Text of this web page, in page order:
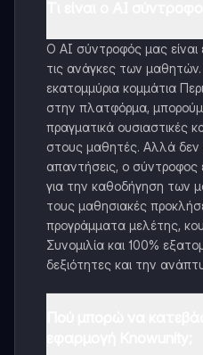
Ο AI σύντροφός μας είναι
τις ανάγκες των
εκατομμύρια κομμάτια
στην πλατφόρμα,
πραγματικά ουσιαστικές
στους μαθητές. Αλλά δεν
απαντήσεις, ο σύντροφος
για την καθοδήγηση των
τους μαθησιακές
προγράμματα μελέτης,
Συνομιλία και 100%
δεξιότητες και την